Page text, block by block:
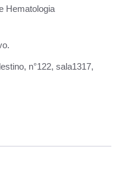
Hematologia
n°122, sala1317,